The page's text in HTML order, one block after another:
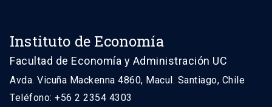
Instituto de Economía
Facultad de Economía y Administración UC
Avda. Vicuña Mackenna 4860, Macul. Santiago, Chile
Teléfono: +56 2 2354 4303